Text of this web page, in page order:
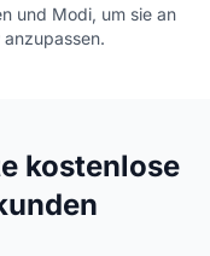
und Modi, um sie an
kostenlose